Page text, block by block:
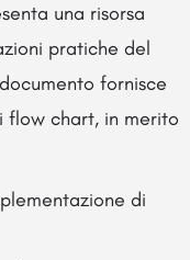
una risorsa
pratiche del
fornisce
flow chart, in merito
di